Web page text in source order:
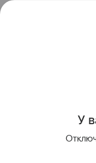
инновационной
У